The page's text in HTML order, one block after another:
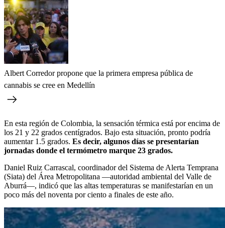
Albert Corredor propone que la primera empresa pública de
cannabis se cree en Medellín
En esta región de Colombia, la sensación térmica está por encima de
los 21 y 22 grados centígrados. Bajo esta situación, pronto podría
aumentar 1.5 grados. Es decir, algunos días se presentarían
jornadas donde el termómetro marque 23 grados.
Daniel Ruiz Carrascal, coordinador del Sistema de Alerta Temprana
(Siata) del Área Metropolitana ―autoridad ambiental del Valle de
Aburrá―, indicó que las altas temperaturas se manifestarían en un
poco más del noventa por ciento a finales de este año.